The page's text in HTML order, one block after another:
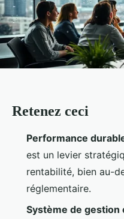
Retenez ceci
Performance
est un levier
rentabilité, bien au-
réglementaire.
Système de